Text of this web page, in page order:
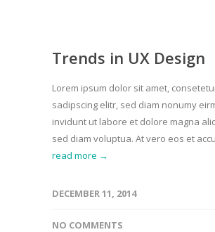
Trends in UX Design
Lorem ipsum dolor sit amet,
sadipscing elitr, sed diam nonumy
invidunt ut labore et dolore magna
sed diam voluptua. At vero eos et
read more →
DECEMBER 11, 2014
NO COMMENTS